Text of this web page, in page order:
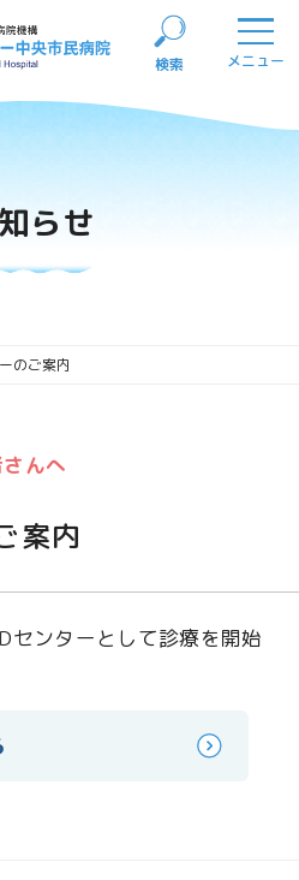
検索 メニュー
らせ
のご案内
んへ
案内
センターとして診療を開始